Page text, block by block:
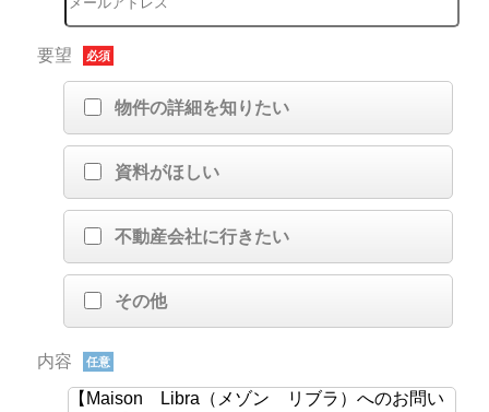
要望 必須
物件の詳細を知りたい
資料がほしい
不動産会社に行きたい
その他
内容 任意